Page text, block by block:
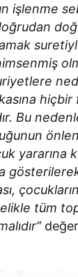
işlenme
hiçbir
Bu
yararına
tüm